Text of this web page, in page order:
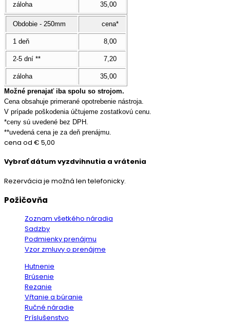
záloha 35,00
Obdobie - 250mm cena*
1 deň 8,00
2-5 dní ** 7,20
záloha
35,00
Možné prenajať iba spolu so strojom.
Cena obsahuje primerané opotrebenie nástroja.
V prípade poškodenia účtujeme zostatkovú cenu.
*ceny sú uvedené bez DPH.
**uvedená cena je za deň prenájmu.
cena od € 5,00
Vybrať dátum vyzdvihnutia a vrátenia
Rezervácia je možná len telefonicky.
Požičovňa
Zoznam všetkého náradia
Sadzby
Podmienky prenájmu
Vzor zmluvy o prenájme
Hutnenie
Brúsenie
Rezanie
Vŕtanie a búranie
Ručné náradie
Príslušenstvo